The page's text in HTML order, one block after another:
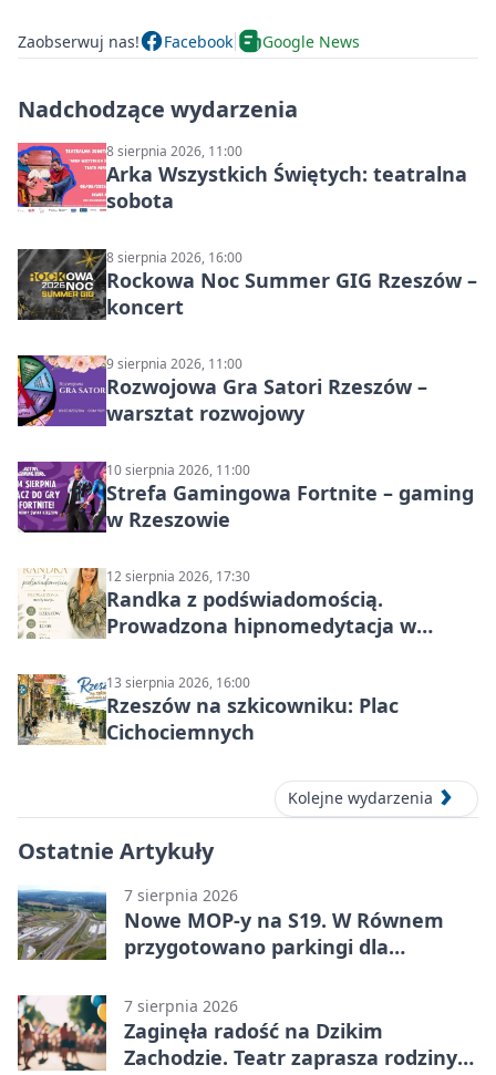
Zaobserwuj nas! Facebook Google News
Nadchodzące wydarzenia
8 sierpnia 2026, 11:00
Arka Wszystkich Świętych: teatralna
sobota
8 sierpnia 2026, 16:00
Rockowa Noc Summer GIG Rzeszów –
koncert
9 sierpnia 2026, 11:00
Rozwojowa Gra Satori Rzeszów –
warsztat rozwojowy
10 sierpnia 2026, 11:00
Strefa Gamingowa Fortnite – gaming
w Rzeszowie
12 sierpnia 2026, 17:30
Randka z podświadomością.
Prowadzona hipnomedytacja w
13 sierpnia 2026, 16:00
Rzeszów na szkicowniku: Plac
Cichociemnych
Kolejne wydarzenia
Ostatnie Artykuły
7 sierpnia 2026
Nowe MOP-y na S19. W Równem
przygotowano parkingi dla
7 sierpnia 2026
Zaginęła radość na Dzikim
Zachodzie. Teatr zaprasza rodziny